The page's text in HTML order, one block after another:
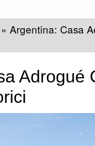
» Argentina: Casa
Adrogué